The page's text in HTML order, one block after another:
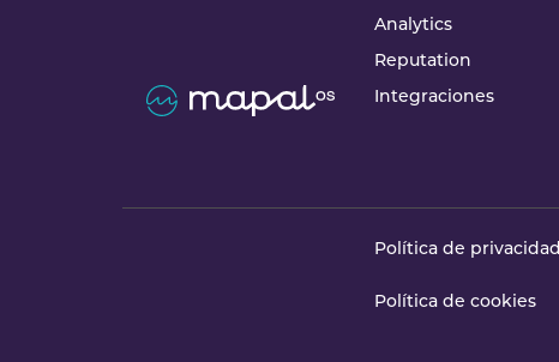
Analytics
Reputation
Integraciones
Política de privacidad
Política de cookies